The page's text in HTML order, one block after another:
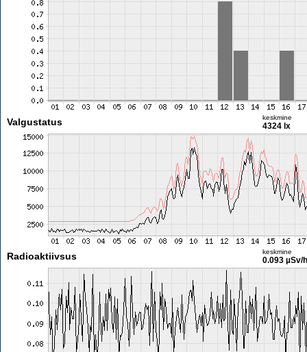
Valgustatus keskmine
4324 lx
Radioaktiivsus keskmine
0.093 µSv/h